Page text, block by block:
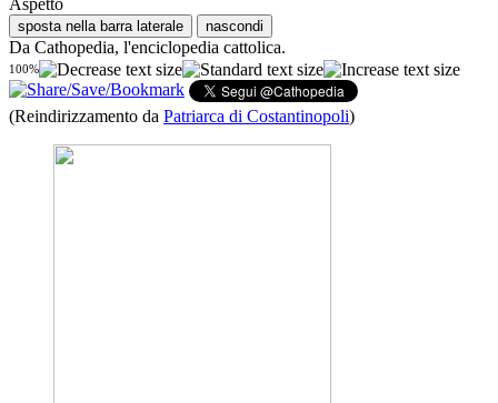
Aspetto
sposta nella barra laterale nascondi
Da Cathopedia, l'enciclopedia cattolica.
100%
(Reindirizzamento da Patriarca di Costantinopoli)